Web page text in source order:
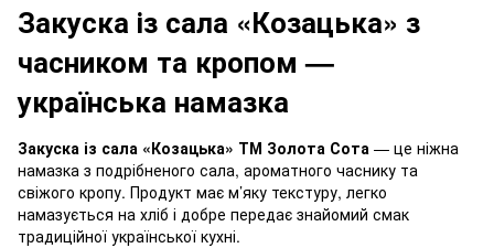
Закуска із сала «Козацька» з
часником та кропом —
українська намазка
Закуска із сала «Козацька» ТМ Золота Сота — це ніжна
намазка з подрібненого сала, ароматного часнику та
свіжого кропу. Продукт має м’яку текстуру, легко
намазується на хліб і добре передає знайомий смак
традиційної української кухні.